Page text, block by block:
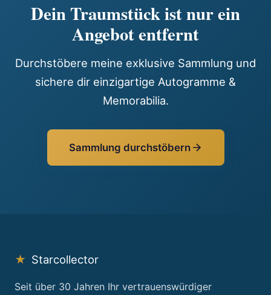
Dein Traumstück ist nur ein
Angebot entfernt
Durchstöbere meine exklusive Sammlung und
sichere dir einzigartige Autogramme &
Memorabilia.
Sammlung durchstöbern
★ Starcollector
Seit über 30 Jahren Ihr vertrauenswürdiger